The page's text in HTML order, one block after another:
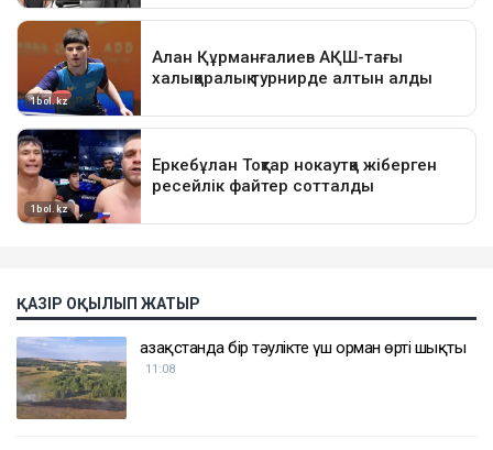
ҚАЗІР ОҚЫЛЫП ЖАТЫР
Қазақстанда бір тәулікте үш орман өрті шықты
11:08